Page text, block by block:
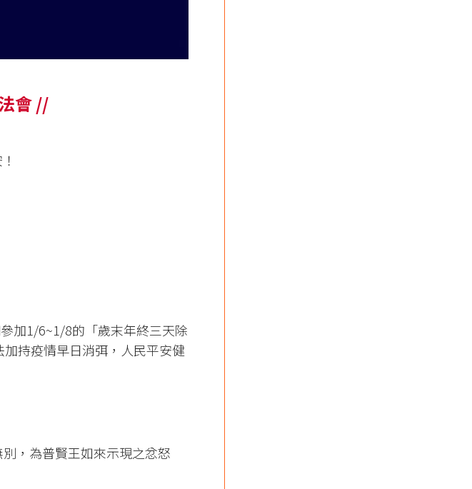
會 //
加1/6~1/8的「歲末年終三天除
持疫情早日消弭，人民平安健
，為普賢王如來示現之忿怒